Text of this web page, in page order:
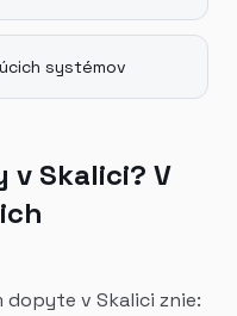
systémov
v Skalici? V
v Skalici znie: